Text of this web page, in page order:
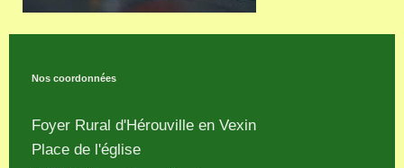
Nos coordonnées
Foyer Rural d'Hérouville en Vexin
Place de l'église